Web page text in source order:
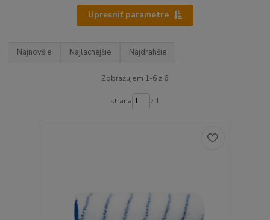
Upresniť parametre
Najnovšie Najlacnejšie Najdrahšie
Zobrazujem 1-6 z 6
strana z 1